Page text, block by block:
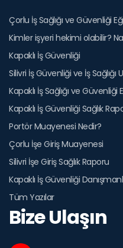
Çorlu İş Sağlığı ve Güvenliği
Kimler işyeri hekimi olabilir?
Kapaklı İş Güvenliği
Silivri İş Güvenliği ve İş Sağlığı
Kapaklı İş Sağlığı ve Güvenliği
Kapaklı İş Güvenliği Sağlık
Portör Muayenesi Nedir?
Çorlu İşe Giriş Muayenesi
Silivri İşe Giriş Sağlık Raporu
Kapaklı İş Güvenliği
Tüm Yazılar
Bize Ulaşın